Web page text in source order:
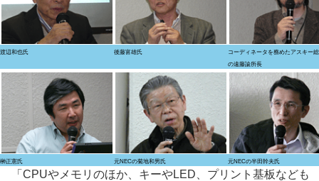
渡辺和也氏 後藤富雄氏
コーディネータを務めたアスキー
の遠藤諭所長
榊正憲氏 元NECの菊地和男氏 元NECの半田幹夫氏
「CPUやメモリのほか、キーやLED、プリント基板なども